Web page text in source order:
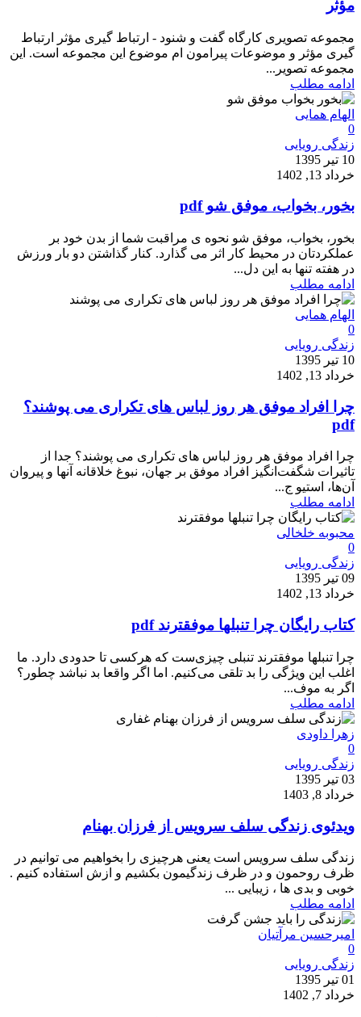
مؤثر
مجموعه تصویری کارگاه گفت‌ و شنود - ارتباط گیری مؤثر ارتباط
گیری مؤثر و موضوعات پیرامون ام موضوع این مجموعه است. این
مجموعه تصویر...
ادامه مطلب
الهام همایی
0
زندگی رویایی
10 تیر 1395
خرداد 13, 1402
بخور، بخواب، موفق شو pdf
بخور، بخواب، موفق شو نحوه ی مراقبت شما از بدن خود بر
عملکردتان در محیط کار اثر می گذارد. کنار گذاشتن دو بار ورزش
در هفته تنها به این دل...
ادامه مطلب
الهام همایی
0
زندگی رویایی
10 تیر 1395
خرداد 13, 1402
چرا افراد موفق هر روز لباس های تکراری می پوشند؟
pdf
چرا افراد موفق هر روز لباس های تکراری می پوشند؟ جدا از
تاثیرات شگفت‌انگیز افراد موفق بر جهان، نبوغ خلاقانه آنها و پیروان
آن‌ها، استیو ج...
ادامه مطلب
محبوبه خلخالی
0
زندگی رویایی
09 تیر 1395
خرداد 13, 1402
کتاب رایگان چرا تنبلها موفقترند pdf
چرا تنبلها موفقترند تنبلی چیزی‌ست که هرکسی تا حدودی دارد. ما
اغلب این ویژگی را بد تلقی می‌کنیم. اما اگر واقعا بد نباشد چطور؟
اگر به موف...
ادامه مطلب
زهرا داودی
0
زندگی رویایی
03 تیر 1395
خرداد 8, 1403
ویدئوی زندگی سلف سرویس از فرزان بهنام
زندگی سلف سرویس است یعنی هرچیزی را بخواهیم می توانیم در
ظرف روحمون و در ظرف زندگیمون بکشیم و ازش استفاده کنیم .
خوبی و بدی ها ، زیبایی ...
ادامه مطلب
امیرحسین مرآتیان
0
زندگی رویایی
01 تیر 1395
خرداد 7, 1402